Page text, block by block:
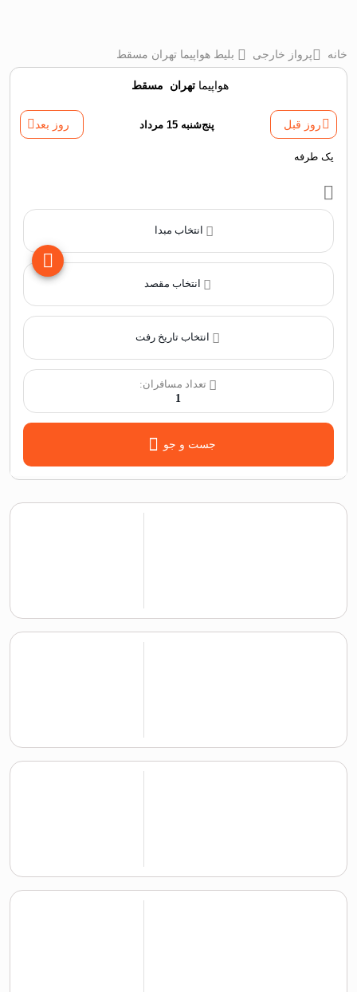
خانه پرواز خارجی بلیط هواپیما تهران مسقط
هواپیما تهران مسقط
روز قبل پنج‌شنبه 15 مرداد روز بعد
یک طرفه
انتخاب مبدا
انتخاب مقصد
تعداد مسافران:
1
جست و جو